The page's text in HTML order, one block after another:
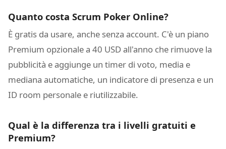
Quanto costa Scrum Poker Online?
È gratis da usare, anche senza account. C'è un piano
Premium opzionale a 40 USD all'anno che rimuove la
pubblicità e aggiunge un timer di voto, media e
mediana automatiche, un indicatore di presenza e un
ID room personale e riutilizzabile.
Qual è la differenza tra i livelli gratuiti e
Premium?